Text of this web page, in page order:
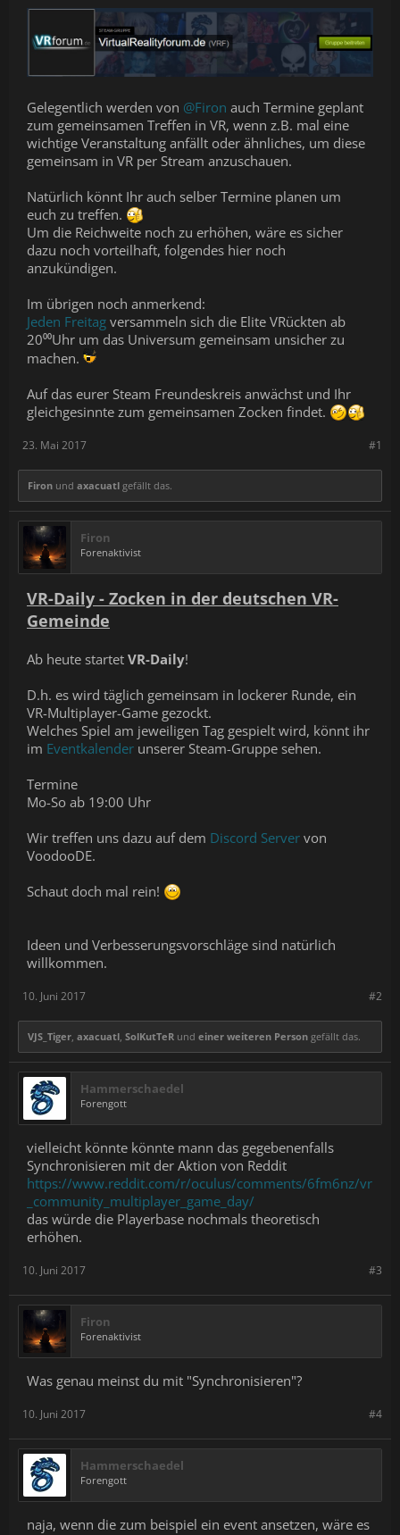
Gelegentlich werden von @Firon auch Termine geplant
zum gemeinsamen Treffen in VR, wenn z.B. mal eine
wichtige Veranstaltung anfällt oder ähnliches, um diese
gemeinsam in VR per Stream anzuschauen.
Natürlich könnt Ihr auch selber Termine planen um
euch zu treffen.
Um die Reichweite noch zu erhöhen, wäre es sicher
dazu noch vorteilhaft, folgendes hier noch
anzukündigen.
Im übrigen noch anmerkend:
Jeden Freitag versammeln sich die Elite VRückten ab
20⁰⁰Uhr um das Universum gemeinsam unsicher zu
machen.
Auf das eurer Steam Freundeskreis anwächst und Ihr
gleichgesinnte zum gemeinsamen Zocken findet.
#1
23. Mai 2017
Firon und axacuatl gefällt das.
Firon
Forenaktivist
VR-Daily - Zocken in der deutschen VR-
Gemeinde
Ab heute startet VR-Daily!
D.h. es wird täglich gemeinsam in lockerer Runde, ein
VR-Multiplayer-Game gezockt.
Welches Spiel am jeweiligen Tag gespielt wird, könnt ihr
im Eventkalender unserer Steam-Gruppe sehen.
Termine
Mo-So ab 19:00 Uhr
Wir treffen uns dazu auf dem Discord Server von
VoodooDE.
Schaut doch mal rein!
Ideen und Verbesserungsvorschläge sind natürlich
willkommen.
#2
10. Juni 2017
VJS_Tiger, axacuatl, SolKutTeR und einer weiteren Person gefällt das.
Hammerschaedel
Forengott
vielleicht könnte könnte mann das gegebenenfalls
Synchronisieren mit der Aktion von Reddit
https://www.reddit.com/r/oculus/comments/6fm6nz/vr
_community_multiplayer_game_day/
das würde die Playerbase nochmals theoretisch
erhöhen.
#3
10. Juni 2017
Firon
Forenaktivist
Was genau meinst du mit "Synchronisieren"?
#4
10. Juni 2017
Hammerschaedel
Forengott
naja, wenn die zum beispiel ein event ansetzen, wäre es